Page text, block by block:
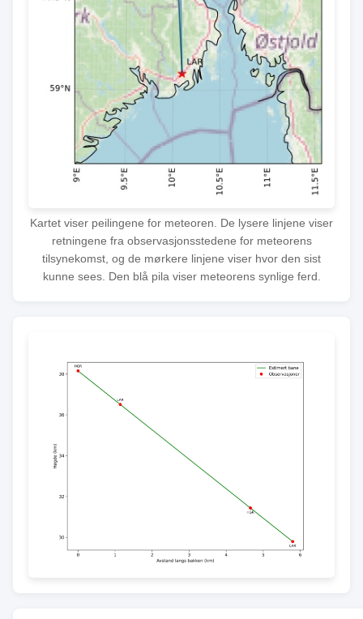
Kartet viser peilingene for meteoren. De lysere linjene viser
retningene fra observasjonsstedene for meteorens
tilsynekomst, og de mørkere linjene viser hvor den sist
kunne sees. Den blå pila viser meteorens synlige ferd.